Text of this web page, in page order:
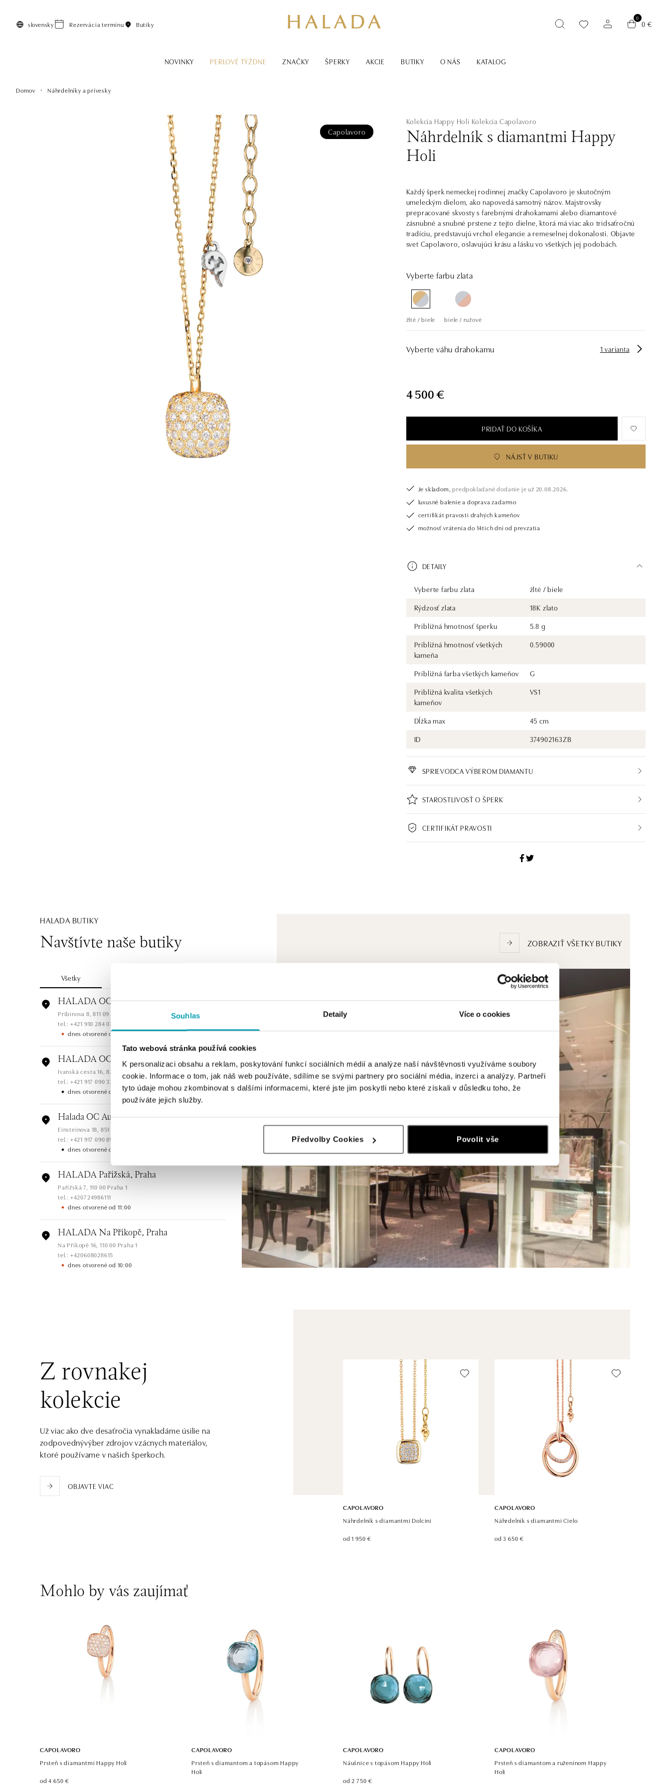
Souhlas Detaily Více o cookies
Tato webová stránka používá cookies
K personalizaci obsahu a reklam, poskytování funkcí sociálních médií a analýze naší návštěvnosti využíváme soubory
cookie. Informace o tom, jak náš web používáte, sdílíme se svými partnery pro sociální média, inzerci a analýzy. Partneři
tyto údaje mohou zkombinovat s dalšími informacemi, které jste jim poskytli nebo které získali v důsledku toho, že
používáte jejich služby.
Předvolby Cookies Povolit vše
slovensky Rezervácia termínu Butiky
0
0 €
NOVINKY PERLOVÉ TÝŽDNE ZNAČKY ŠPERKY AKCIE BUTIKY O NÁS KATALOG
Domov Náhrdelníky a prívesky
Capolavoro
Kolekcia Happy Holi Kolekcia Capolavoro
Náhrdelník s diamantmi Happy
Holi
Každý šperk nemeckej rodinnej značky Capolavoro je skutočným
umeleckým dielom, ako napovedá samotný názov. Majstrovsky
prepracované skvosty s farebnými drahokamami alebo diamantové
zásnubné a snubné prstene z tejto dielne, ktorá má viac ako tridsaťročnú
tradíciu, predstavujú vrchol elegancie a remeselnej dokonalosti. Objavte
svet Capolavoro, oslavujúci krásu a lásku vo všetkých jej podobách.
Vyberte farbu zlata
žlté / biele biele / ružové
Vyberte váhu drahokamu 1 varianta
4 500 €
PRIDAŤ DO KOŠÍKA
NÁJSŤ V BUTIKU
Je skladom, predpokladané dodanie je už 20.08.2026.
luxusné balenie a doprava zadarmo
certifikát pravosti drahých kameňov
možnosť vrátenia do 14tich dní od prevzatia
DETAILY
Vyberte farbu zlata
žlté / biele
Rýdzosť zlata
18K zlato
Približná hmotnosť šperku
5.8 g
Približná hmotnosť všetkých
kameňa
0.59000
Približná farba všetkých kameňov
G
Približná kvalita všetkých
kameňov
VS1
Dĺžka max
45 cm
ID
374902163ZB
SPRIEVODCA VÝBEROM DIAMANTU
STAROSTLIVOSŤ O ŠPERK
CERTIFIKÁT PRAVOSTI
HALADA BUTIKY
Navštívte naše butiky ZOBRAZIŤ VŠETKY BUTIKY
Všetky
HALADA OC Eurovea, Bratislava
Pribinova 8, 811 09 Bratislava
tel.: +421 910 284 071
dnes otvorené od 10:00
HALADA OC Avion, Bratislava
Ivanská cesta 16, 821 04 Bratislava
tel.: +421 917 090 372
dnes otvorené do 21:00
Halada OC Aupark, Bratislava
Einsteinova 18, 851 01 Bratislava
tel.: +421 917 090 891
dnes otvorené do 21:00
HALADA Pařížská, Praha
Pařížská 7, 110 00 Praha 1
tel.: +420724986111
dnes otvorené od 11:00
HALADA Na Příkopě, Praha
Na Příkopě 16, 110 00 Praha 1
tel.: +420608028615
dnes otvorené od 10:00
Rudná 3114/114, 700 30 Ostrava-Zábřeh
tel.: +420605174749
dnes otvorené do 21:00
Z rovnakej
kolekcie
Už viac ako dve desaťročia vynakladáme úsilie na
zodpovednývýber zdrojov vzácnych materiálov,
ktoré používame v našich šperkoch.
OBJAVTE VIAC
CAPOLAVORO
Náhrdelník s diamantmi Dolcini
od 1 950 €
CAPOLAVORO
Náhrdelník s diamantmi Cielo
od 3 650 €
Mohlo by vás zaujímať
CAPOLAVORO
Prsteň s diamantmi Happy Holi
od 4 650 €
CAPOLAVORO
Prsteň s diamantom a topásom Happy
Holi
CAPOLAVORO
Náušnice s topásom Happy Holi
od 2 750 €
CAPOLAVORO
Prsteň s diamantom a ruženínom Happy
Holi